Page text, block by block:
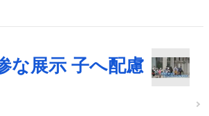
な展示 子へ配慮